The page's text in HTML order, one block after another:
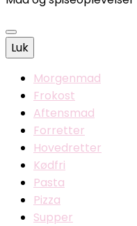
Luk
Morgenmad
Frokost
Aftensmad
Forretter
Hovedretter
Kødfri
Pasta
Pizza
Supper